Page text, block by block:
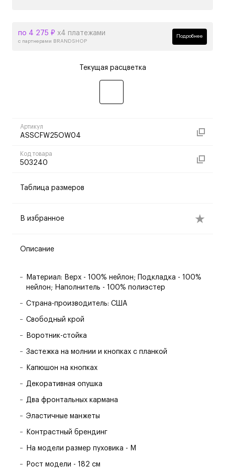
по 4 275 ₽ х4 платежами
с партнерами BRANDSHOP
Подробнее
Текущая расцветка
Артикул
ASSCFW25OW04
Код товара
503240
Таблица размеров
В избранное
Описание
Материал: Верх - 100% нейлон; Подкладка - 100%
нейлон; Наполнитель - 100% полиэстер
Страна-производитель: США
Свободный крой
Воротник-стойка
Застежка на молнии и кнопках с планкой
Капюшон на кнопках
Декоративная опушка
Два фронтальных кармана
Эластичные манжеты
Контрастный брендинг
На модели размер пуховика - M
Рост модели - 182 см